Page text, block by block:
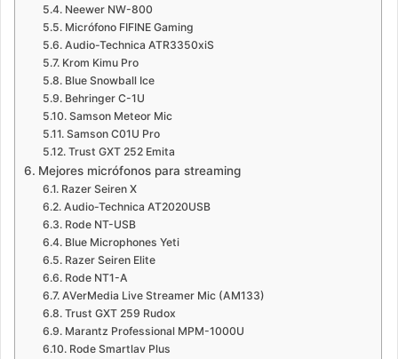
Neewer NW-800
Micrófono FIFINE Gaming
Audio-Technica ATR3350xiS
Krom Kimu Pro
Blue Snowball Ice
Behringer C-1U
Samson Meteor Mic
Samson C01U Pro
Trust GXT 252 Emita
Mejores micrófonos para streaming
Razer Seiren X
Audio-Technica AT2020USB
Rode NT-USB
Blue Microphones Yeti
Razer Seiren Elite
Rode NT1-A
AVerMedia Live Streamer Mic (AM133)
Trust GXT 259 Rudox
Marantz Professional MPM-1000U
Rode Smartlav Plus